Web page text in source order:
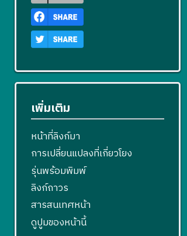
เพิ่มเติม
หน้าที่ลิงก์มา
การเปลี่ยนแปลงที่เกี่ยวโยง
รุ่นพร้อมพิมพ์
ลิงก์ถาวร
สารสนเทศหน้า
ดูปูมของหน้านี้